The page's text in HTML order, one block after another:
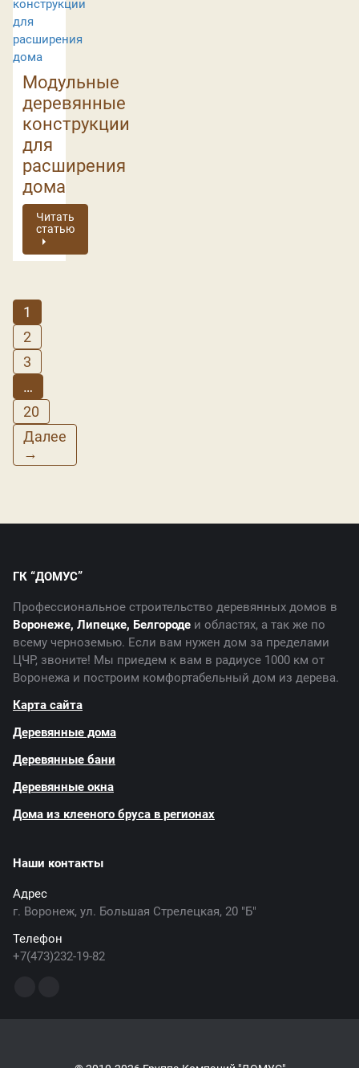
Модульные
деревянные
конструкции
для
расширения
дома
Читать
статью
1
2
3
…
20
Далее
→
ГК “ДОМУС”
Профессиональное строительство деревянных домов в
Воронеже, Липецке, Белгороде и областях, а так же по
всему черноземью. Если вам нужен дом за пределами
ЦЧР, звоните! Мы приедем к вам в радиусе 1000 км от
Воронежа и построим комфортабельный дом из дерева.
Карта сайта
Деревянные дома
Деревянные бани
Деревянные окна
Дома из клееного бруса в регионах
Наши контакты
Адрес
г. Воронеж, ул. Большая Стрелецкая, 20 "Б"
Телефон
+7(473)232-19-82